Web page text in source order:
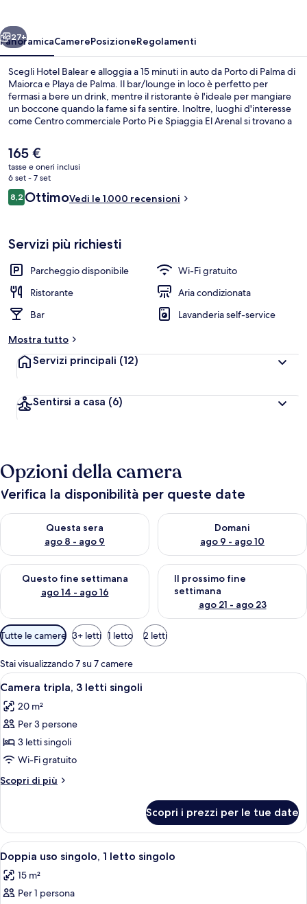
Avanti
27+
PanoramicaCamerePosizioneRegolamenti
Scegli Hotel Balear e alloggia a 15 minuti in auto da Porto di Palma di
Maiorca e Playa de Palma. Il bar/lounge in loco è perfetto per
fermasi a bere un drink, mentre il ristorante è l'ideale per mangiare
un boccone quando la fame si fa sentire. Inoltre, luoghi d'interesse
come Centro commerciale Porto Pi e Spiaggia El Arenal si trovano a
personale gentile della struttura.
Il
prezzo
attuale
è
165 €
165 €
tasse e oneri inclusi
6 set - 7 set
Recensioni
8,28,2 su 10
OttimoVedi le 1.000 recensioni
Servizi più richiesti
Parcheggio disponibile
Wi-Fi gratuito
Ristorante
Aria condizionata
Bar
Lavanderia self-service
Mostra tutto
Servizi principali (12)
Sentirsi a casa (6)
Opzioni della camera
Verifica la disponibilità per queste date
Questa sera
ago 8 - ago 9
Verifica la disponibilità per questa sera, ago 8 - ago 9
Domani
ago 9 - ago 10
Verifica la disponibilità per
Questo fine settimana
ago 14 - ago 16
Verifica la disponibilità per questo fine settimana, ago 14 -
Il prossimo fine
settimana
ago 21 - ago 23
Verifica la disponibilità per il
Filtri
disponibili
per
le
camere
Tutte le camere 3+ letti 1 letto 2 letti
Stai visualizzando 7 su 7 camere
Apri
tutte
le
foto
per
Camera
tripla,
3
singoli
Camera d'albergo con due letti, una
7
Camera tripla, 3 letti singoli
20 m²
Per 3 persone
3 letti singoli
Wi-Fi gratuito
Scopri di più
Altri
tripla,
letti
singoli
Scopri i prezzi per le tue date
Apri
tutte
le
foto
Una camera d'albergo con due letti,
5
Doppia uso singolo, 1 letto singolo
15 m²
Per 1 persona